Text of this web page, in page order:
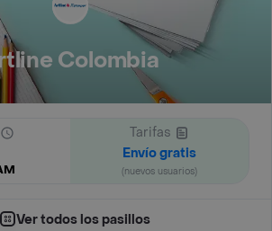
Colombia
Tarifas
Envío gratis
(nuevos usuarios)
Ver todos los pasillos